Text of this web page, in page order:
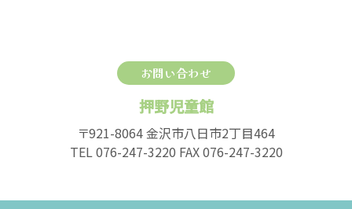
お問い合わせ
押野児童館
〒921-8064 金沢市八日市2丁目464
TEL 076-247-3220 FAX 076-247-3220